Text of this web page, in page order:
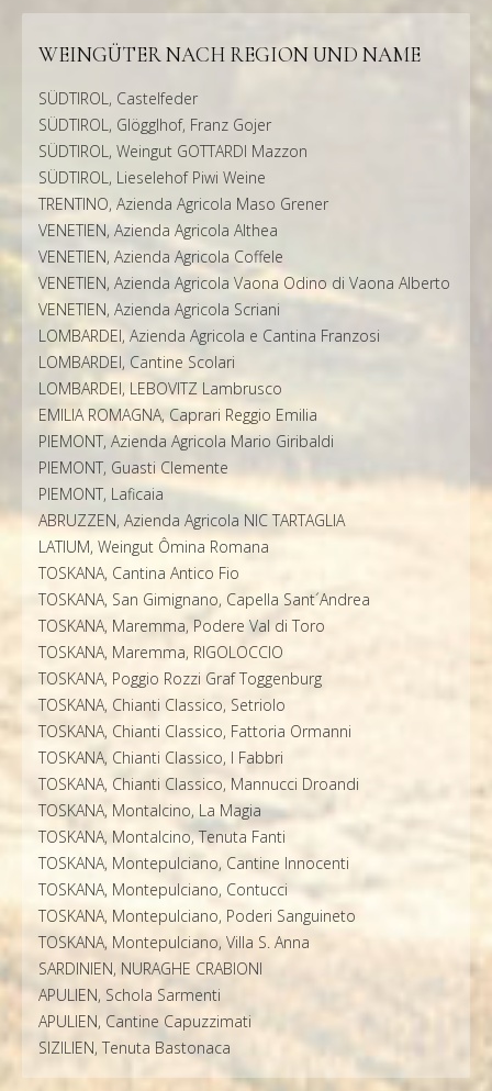
WEINGÜTER NACH REGION UND NAME
SÜDTIROL, Castelfeder
SÜDTIROL, Glögglhof, Franz Gojer
SÜDTIROL, Weingut GOTTARDI Mazzon
SÜDTIROL, Lieselehof Piwi Weine
TRENTINO, Azienda Agricola Maso Grener
VENETIEN, Azienda Agricola Althea
VENETIEN, Azienda Agricola Coffele
VENETIEN, Azienda Agricola Vaona Odino di Vaona Alberto
VENETIEN, Azienda Agricola Scriani
LOMBARDEI, Azienda Agricola e Cantina Franzosi
LOMBARDEI, Cantine Scolari
LOMBARDEI, LEBOVITZ Lambrusco
EMILIA ROMAGNA, Caprari Reggio Emilia
PIEMONT, Azienda Agricola Mario Giribaldi
PIEMONT, Guasti Clemente
PIEMONT, Laficaia
ABRUZZEN, Azienda Agricola NIC TARTAGLIA
LATIUM, Weingut Ômina Romana
TOSKANA, Cantina Antico Fio
TOSKANA, San Gimignano, Capella Sant´Andrea
TOSKANA, Maremma, Podere Val di Toro
TOSKANA, Maremma, RIGOLOCCIO
TOSKANA, Poggio Rozzi Graf Toggenburg
TOSKANA, Chianti Classico, Setriolo
TOSKANA, Chianti Classico, Fattoria Ormanni
TOSKANA, Chianti Classico, I Fabbri
TOSKANA, Chianti Classico, Mannucci Droandi
TOSKANA, Montalcino, La Magia
TOSKANA, Montalcino, Tenuta Fanti
TOSKANA, Montepulciano, Cantine Innocenti
TOSKANA, Montepulciano, Contucci
TOSKANA, Montepulciano, Poderi Sanguineto
TOSKANA, Montepulciano, Villa S. Anna
SARDINIEN, NURAGHE CRABIONI
APULIEN, Schola Sarmenti
APULIEN, Cantine Capuzzimati
SIZILIEN, Tenuta Bastonaca